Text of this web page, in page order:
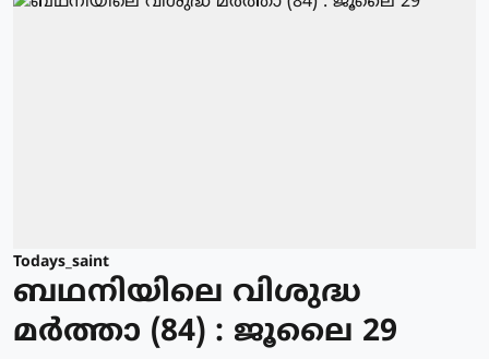
Todays_saint
ബഥനിയിലെ വിശുദ്ധ
മര്‍ത്താ (84) : ജൂലൈ 29